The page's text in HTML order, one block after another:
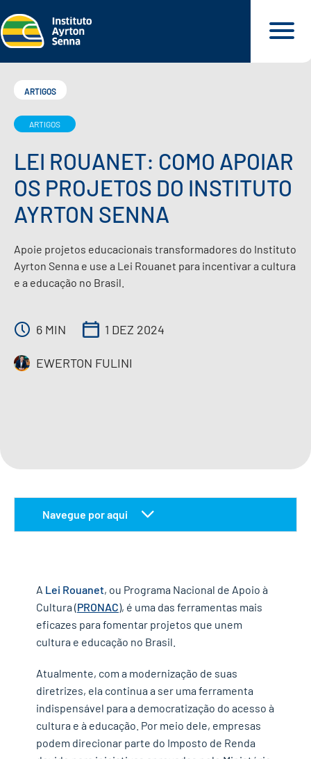
QUEM SOMOS
O QUE DEFENDEMOS
PARA VOCÊ
ARTIGOS
ARTIGOS
LEI ROUANET: COMO APOIAR
OS PROJETOS DO INSTITUTO
AYRTON SENNA
Apoie projetos educacionais transformadores do Instituto
Ayrton Senna e use a Lei Rouanet para incentivar a cultura
e a educação no Brasil.
6 MIN 1 DEZ 2024
EWERTON FULINI
Navegue por aqui
como funciona o incentivo?
como a lei rouanet gera impacto social
o instituto ayrton senna
participe dessa transformação!
A Lei Rouanet, ou Programa Nacional de Apoio à
Cultura (PRONAC), é uma das ferramentas mais
eficazes para fomentar projetos que unem
cultura e educação no Brasil.
Atualmente, com a modernização de suas
diretrizes, ela continua a ser uma ferramenta
indispensável para a democratização do acesso à
cultura e à educação. Por meio dele, empresas
podem direcionar parte do Imposto de Renda